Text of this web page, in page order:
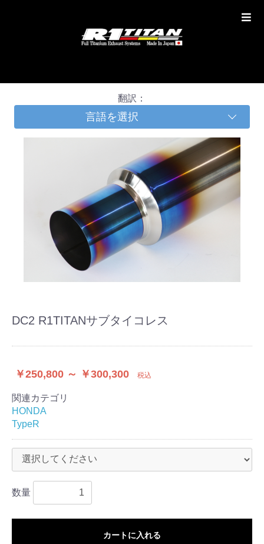
翻訳：
言語を選択
DC2 R1TITANサブタイコレス
￥250,800 ～ ￥300,300 税込
関連カテゴリ
HONDA
TypeR
数量
カートに入れる